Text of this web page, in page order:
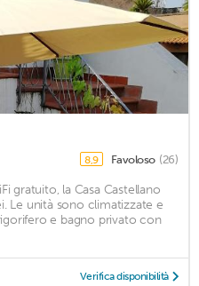
8,9 Favoloso (26)
gratuito, la Casa Castellano
Le unità sono climatizzate e
e bagno privato con
Verifica disponibilità